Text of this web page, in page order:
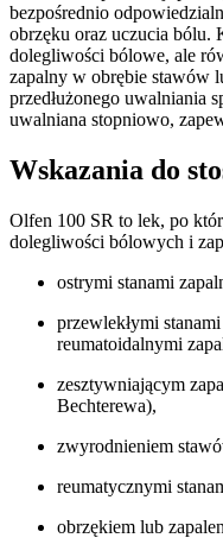
bezpośrednio
obrzęku oraz uczucia bólu.
dolegliwości bólowe, ale
zapalny w obrębie stawów
przedłużonego uwalniania
uwalniana stopniowo,
Wskazania do
Olfen 100 SR to lek, po
dolegliwości bólowych i
ostrymi stanami
przewlekłymi
reumatoidalnymi
zesztywniającym
Bechterewa),
zwyrodnieniem
reumatycznymi
obrzękiem lub